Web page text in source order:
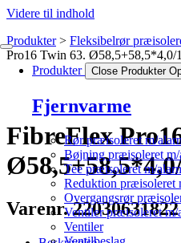
Videre til indhold
Produkter Close Produkter
Fjernvarme
Rør præisoleret m/
Bøjning præisoleret m/
Tee præisoleret m/
Reduktion præisoleret
Overgangsrør
Ventiler præisoleret m/
Ventiler
Produkter Fleksibelrør
Pro16 Twin 63. Ø58,5+58,5*4,0/
FibreFlex
Varenr. 22030631822